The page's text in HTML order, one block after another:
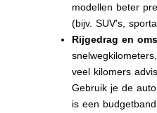
modellen beter
(bijv. SUV's,
Rijgedrag en
veel kilomers
Gebruik je de
is een